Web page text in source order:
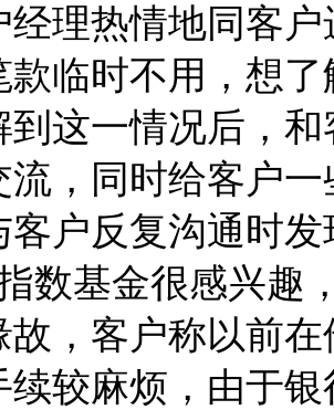
经理热情地同客
款临时不用，想
到这一情况后，
流，同时给客户
客户反复沟通时
数基金很感兴趣
故，客户称以前
续较麻烦，由于